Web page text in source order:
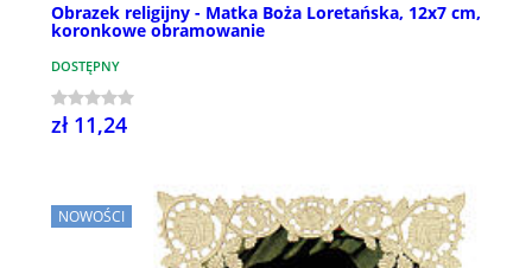
Obrazek religijny - Matka Boża Loretańska, 12x7 cm,
koronkowe obramowanie
DOSTĘPNY
zł 11,24
NOWOŚCI